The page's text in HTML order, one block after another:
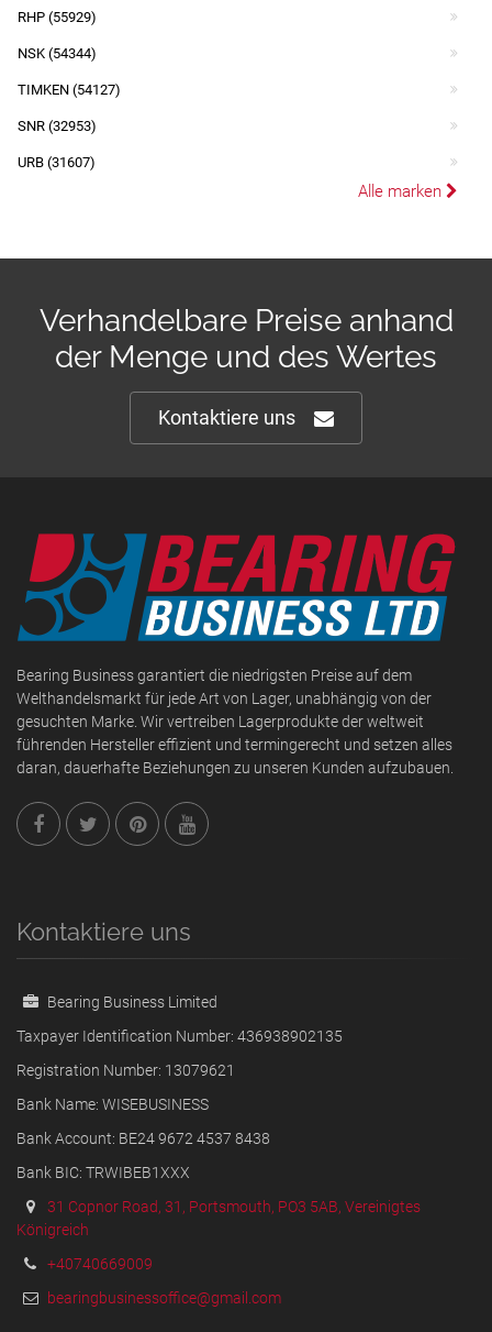
RHP (55929)
NSK (54344)
TIMKEN (54127)
SNR (32953)
URB (31607)
Alle marken
Verhandelbare Preise anhand
der Menge und des Wertes
Kontaktiere uns
Bearing Business garantiert die niedrigsten Preise auf dem
Welthandelsmarkt für jede Art von Lager, unabhängig von der
gesuchten Marke. Wir vertreiben Lagerprodukte der weltweit
führenden Hersteller effizient und termingerecht und setzen alles
daran, dauerhafte Beziehungen zu unseren Kunden aufzubauen.
Kontaktiere uns
Bearing Business Limited
Taxpayer Identification Number: 436938902135
Registration Number: 13079621
Bank Name: WISEBUSINESS
Bank Account: BE24 9672 4537 8438
Bank BIC: TRWIBEB1XXX
31 Copnor Road, 31, Portsmouth, PO3 5AB, Vereinigtes
Königreich
+40740669009
bearingbusinessoffice@gmail.com